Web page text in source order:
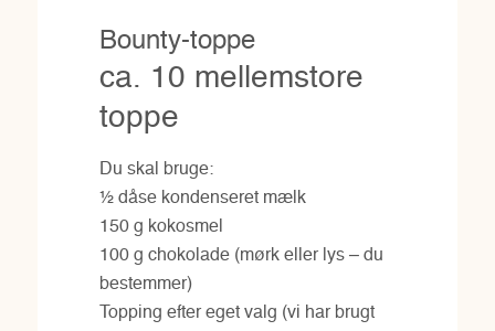
Bounty-toppe
ca. 10 mellemstore
toppe
Du skal bruge:
½ dåse kondenseret mælk
150 g kokosmel
100 g chokolade (mørk eller lys – du
bestemmer)
Topping efter eget valg (vi har brugt